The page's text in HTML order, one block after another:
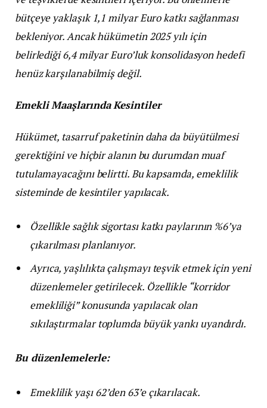
bütçeye yaklaşık 1,1 milyar Euro katkı sağlanması
bekleniyor. Ancak hükümetin 2025 yılı için
belirlediği 6,4 milyar Euro’luk konsolidasyon hedefi
henüz karşılanabilmiş değil.
Emekli Maaşlarında Kesintiler
Hükümet, tasarruf paketinin daha da büyütülmesi
gerektiğini ve hiçbir alanın bu durumdan muaf
tutulamayacağını belirtti. Bu kapsamda, emeklilik
sisteminde de kesintiler yapılacak.
Özellikle sağlık sigortası katkı paylarının %6’ya
çıkarılması planlanıyor.
Ayrıca, yaşlılıkta çalışmayı teşvik etmek için yeni
düzenlemeler getirilecek. Özellikle “korridor
emekliliği” konusunda yapılacak olan
sıkılaştırmalar toplumda büyük yankı uyandırdı.
Bu düzenlemelerle:
Emeklilik yaşı 62’den 63’e çıkarılacak.